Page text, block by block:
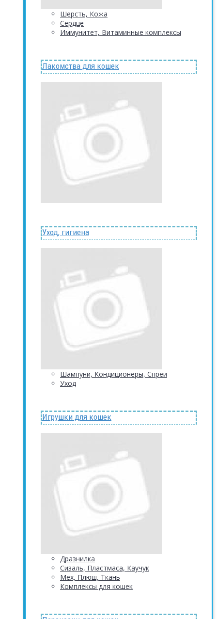
Шерсть, Кожа
Сердце
Иммунитет, Витаминные комплексы
Лакомства для кошек
Уход, гигиена
Шампуни, Кондиционеры, Спреи
Уход
Игрушки для кошек
Дразнилка
Сизаль, Пластмаса, Каучук
Мех, Плюш, Ткань
Комплексы для кошек